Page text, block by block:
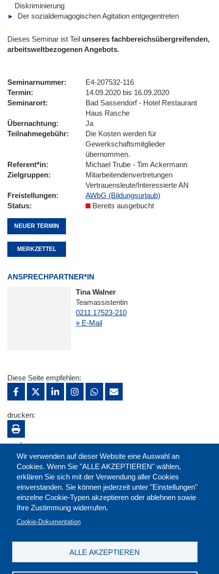
Diskriminierung
Der sozialdemagogischen Agitation entgegentreten
Dieses Seminar ist Teil unseres fachbereichsübergreifenden,
arbeitsweltbezogenen Angebots.
Seminarnummer
E4-207532-116
Termin
14.09.2020 bis 16.09.2020
Seminarort
Bad Sassendorf - Hotel Restaurant
Haus Rasche
Übernachtung
Ja
Teilnahmegebühr
Die Kosten werden für
Gewerkschaftsmitglieder
übernommen.
Referent*in
Michael Trube - Tim Ackermann
Zielgruppen
Mitarbeitendenvertretungen
Vertrauensleute/Interessierte AN
Freistellungen
AWbG (Bildungsurlaub)
Status
Bereits ausgebucht
NEUER TERMIN
MERKZETTEL
ANSPRECHPARTNER*IN
Tina Walner
Teamassistentin
0211 17523-210
» E-Mail
Wir verwenden auf dieser Website eine Auswahl an
Cookies. Wenn Sie "ALLE AKZEPTIEREN" wählen,
erklären Sie sich mit der Verwendung aller Cookies
einverstanden. Sie können jederzeit unter "Einstellungen"
einzelne Cookie-Typen akzeptieren oder ablehnen sowie
Ihre Zustimmung widerrufen.
Cookie-Dokumentation
ALLE AKZEPTIEREN
Diese Seite empfehlen:
drucken:
merken: